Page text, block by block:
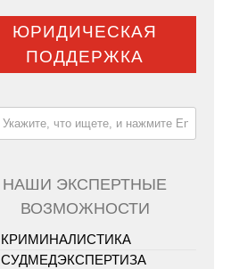
ЮРИДИЧЕСКАЯ
ПОДДЕРЖКА
НАШИ ЭКСПЕРТНЫЕ
ВОЗМОЖНОСТИ
КРИМИНАЛИСТИКА
СУДМЕДЭКСПЕРТИЗА